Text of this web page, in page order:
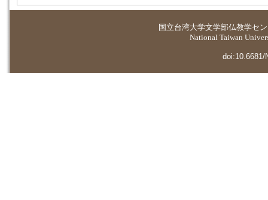
国立台湾大学文学部仏教学セ
National Taiwan
doi:10.6681/